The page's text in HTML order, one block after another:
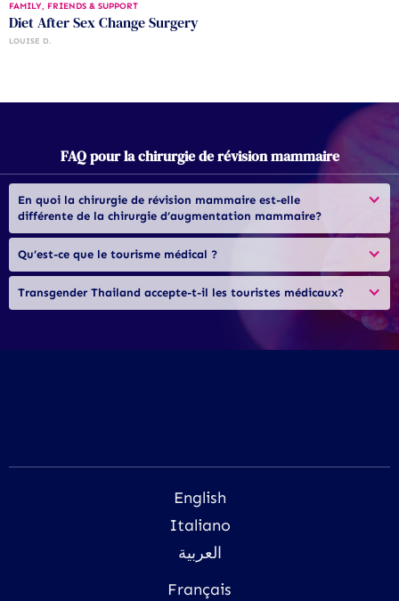
FAMILY, FRIENDS & SUPPORT
Diet After Sex Change Surgery
LOUISE D.
FAQ pour la chirurgie de révision mammaire
En quoi la chirurgie de révision mammaire est-elle
différente de la chirurgie d’augmentation mammaire?
Qu’est-ce que le tourisme médical ?
Transgender Thailand accepte-t-il les touristes médicaux?
English
Italiano
العربية
Français